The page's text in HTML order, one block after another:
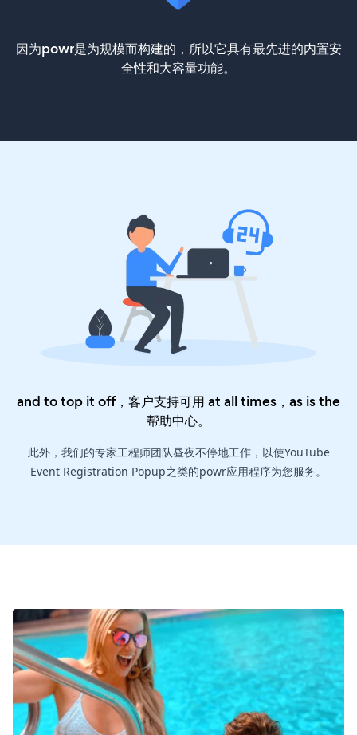
因为powr是为规模而构建的，所以它具有最先进的内置安
全性和大容量功能。
and to top it off，客户支持可用 at all times，as is the
帮助中心。
此外，我们的专家工程师团队昼夜不停地工作，以使YouTube
Event Registration Popup之类的powr应用程序为您服务。